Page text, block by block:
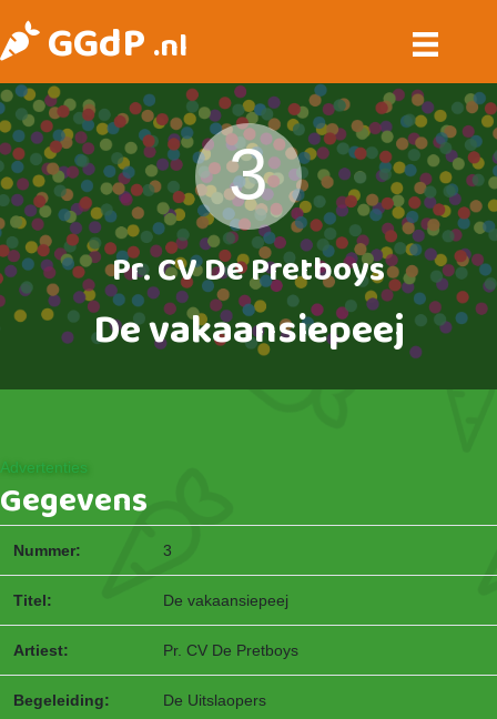
GGdP.nl
3
Pr. CV De Pretboys
De vakaansiepeej
Advertenties
Gegevens
Nummer: 3
Titel: De vakaansiepeej
Artiest: Pr. CV De Pretboys
Begeleiding: De Uitslaopers